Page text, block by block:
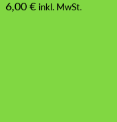
6,00 € inkl. MwSt.